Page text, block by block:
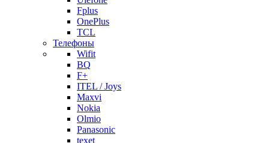
Fplus
OnePlus
TCL
Телефоны
Wifit
BQ
F+
ITEL / Joys
Maxvi
Nokia
Olmio
Panasonic
texet